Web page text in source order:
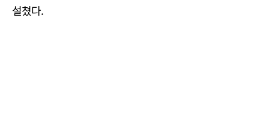
설쳤다.